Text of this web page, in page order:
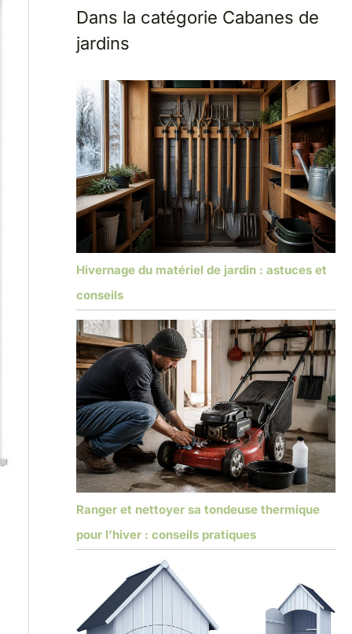
Dans la catégorie Cabanes de
jardins
Hivernage du matériel de jardin : astuces et
conseils
Ranger et nettoyer sa tondeuse thermique
pour l’hiver : conseils pratiques